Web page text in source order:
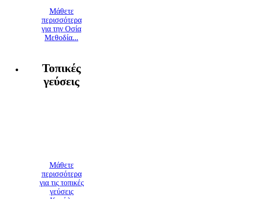
Μάθετε
περισσότερα
για την Οσία
Μεθοδία...
Τοπικές
γεύσεις
Μάθετε
περισσότερα
για τις τοπικές
γεύσεις